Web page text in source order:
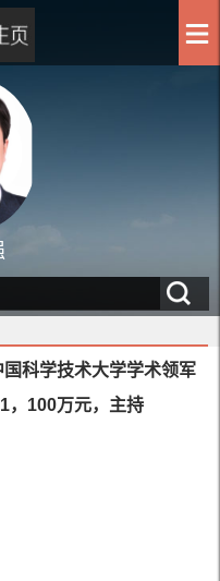
科学技术大学学术领军
，100万元，主持